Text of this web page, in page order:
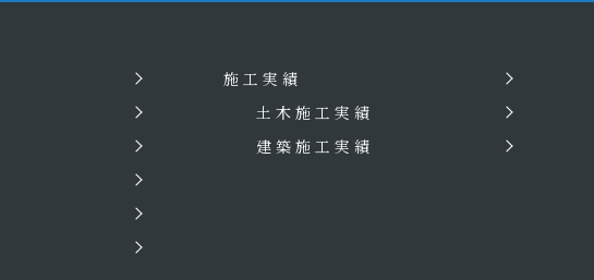
施工実績
土木施工実績
建築施工実績